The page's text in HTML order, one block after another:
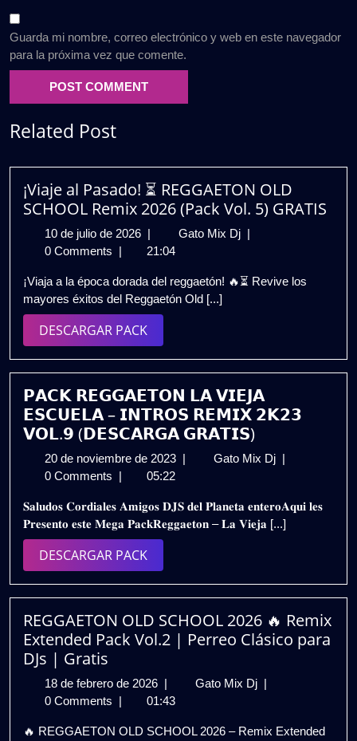
Guarda mi nombre, correo electrónico y web en este navegador
para la próxima vez que comente.
Related Post
¡Viaje al Pasado! ⏳ REGGAETON OLD
SCHOOL Remix 2026 (Pack Vol. 5) GRATIS
10 de julio de 2026 10
de
de
2026
Gato Mix Dj ¡Viaje
⏳
Remix
2026
(Pack
Vol.
5)
GRATIS
0 Comments
21:04
¡Viaja a la época dorada del reggaetón! 🔥⏳ Revive los
mayores éxitos del Reggaetón Old [...]
DESCARGAR PACKDESCARGAR
PACK
𝗣𝗔𝗖𝗞 𝗥𝗘𝗚𝗚𝗔𝗘𝗧𝗢𝗡 𝗟𝗔 𝗩𝗜𝗘𝗝𝗔
𝗘𝗦𝗖𝗨𝗘𝗟𝗔 – 𝗜𝗡𝗧𝗥𝗢𝗦 𝗥𝗘𝗠𝗜𝗫 𝟮𝗞𝟮𝟯
𝗩𝗢𝗟.𝟵 (𝗗𝗘𝗦𝗖𝗔𝗥𝗚𝗔 𝗚𝗥𝗔𝗧𝗜𝗦)
20 de noviembre de 2023 20
de
2023
Gato Mix Dj 𝗣𝗔𝗖𝗞
𝗩𝗜𝗘𝗝𝗔
𝗘𝗦𝗖𝗨𝗘𝗟𝗔
𝗥𝗘𝗠𝗜𝗫
𝟮𝗞𝟮𝟯
𝗩𝗢𝗟.𝟵
(𝗗𝗘𝗦𝗖𝗔𝗥𝗚𝗔
𝗚𝗥𝗔𝗧𝗜𝗦)
0 Comments
05:22
𝐒𝐚𝐥𝐮𝐝𝐨𝐬 𝐂𝐨𝐫𝐝𝐢𝐚𝐥𝐞𝐬 𝐀𝐦𝐢𝐠𝐨𝐬 𝐃𝐉𝐒 𝐝𝐞𝐥 𝐏𝐥𝐚𝐧𝐞𝐭𝐚 𝐞𝐧𝐭𝐞𝐫𝐨𝐀𝐪𝐮𝐢 𝐥𝐞𝐬
𝐏𝐫𝐞𝐬𝐞𝐧𝐭𝐨 𝐞𝐬𝐭𝐞 𝐌𝐞𝐠𝐚 𝐏𝐚𝐜𝐤𝐑𝐞𝐠𝐠𝐚𝐞𝐭𝐨𝐧 – 𝐋𝐚 𝐕𝐢𝐞𝐣𝐚 [...]
DESCARGAR PACKDESCARGAR
PACK
REGGAETON OLD SCHOOL 2026 🔥 Remix
Extended Pack Vol.2 | Perreo Clásico para
DJs | Gratis
18 de febrero de 2026 18
de
de
Gato Mix Dj REGGAETON
2026
0 Comments
01:43
🔥 REGGAETON OLD SCHOOL 2026 – Remix Extended